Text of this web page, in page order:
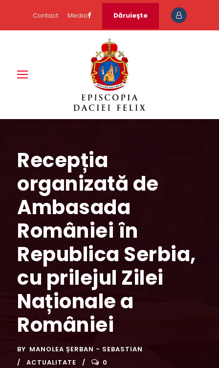
Contact Media Dăruieşte
Recepția
organizată de
Ambasada
României în
Republica Serbia,
cu prilejul Zilei
Naționale a
României
BY MANOLEA ȘERBAN - SEBASTIAN
ACTUALITATE
0